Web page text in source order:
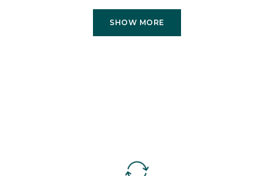
SHOW MORE